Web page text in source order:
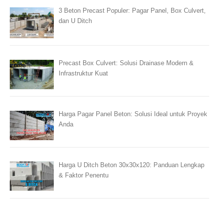
3 Beton Precast Populer: Pagar Panel, Box Culvert,
dan U Ditch
Precast Box Culvert: Solusi Drainase Modern &
Infrastruktur Kuat
Harga Pagar Panel Beton: Solusi Ideal untuk Proyek
Anda
Harga U Ditch Beton 30x30x120: Panduan Lengkap
& Faktor Penentu